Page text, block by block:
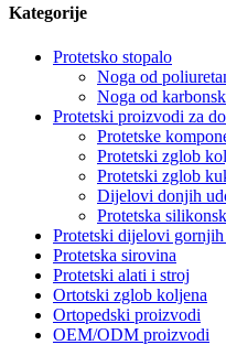
Kategorije
Protetsko stopalo
Noga od
Noga od
Protetski proizvodi za
Protetske
Protetski zglob
Protetski zglob
Dijelovi donjih
Protetska
Protetski dijelovi gornjih
Protetska sirovina
Protetski alati i stroj
Ortotski zglob koljena
Ortopedski proizvodi
OEM/ODM proizvodi